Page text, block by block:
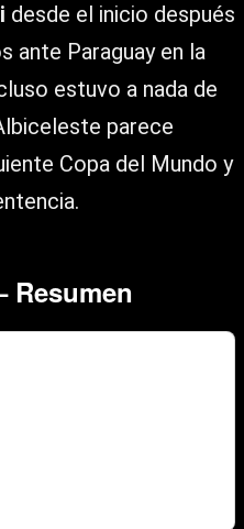
desde el inicio después
ante Paraguay en la
estuvo a nada de
parece
Copa del Mundo y
Resumen